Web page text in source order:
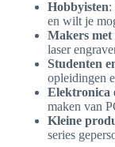
Hobbyisten:
en wilt je
Makers met
laser
Studenten
opleidingen
Elektronica
maken van
Kleine
series